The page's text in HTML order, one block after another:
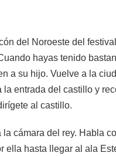
del Noroeste del
hayas tenido
a su hijo. Vuelve a la
entrada del castillo y
al castillo.
cámara del rey. Habla
ella hasta llegar al ala